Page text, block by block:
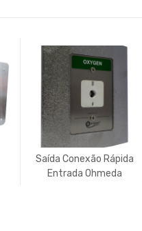
Saída Conexão Rápida
Entrada Ohmeda